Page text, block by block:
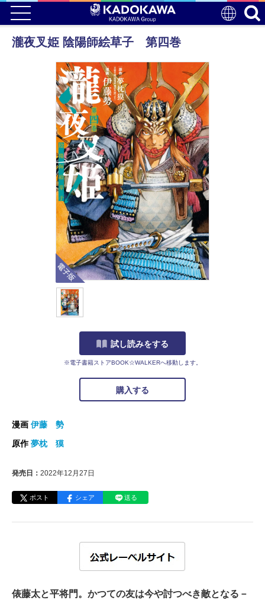
瀧夜叉姫 陰陽師絵草子 第四巻
電子版
試し読みをする
※電子書籍ストアBOOK☆WALKERへ移動します。
購入する
漫画 伊藤 勢
原作夢枕 獏
発売日： 2022年12月27日
ポスト シェア 送る
俵藤太と平将門。かつての友は今や討つべき敵となる－